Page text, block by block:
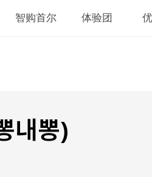
智购首尔 体验团
내뽕)